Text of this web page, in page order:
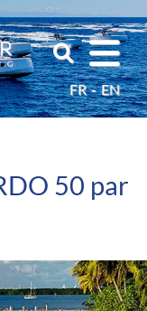
FR EN
50 par